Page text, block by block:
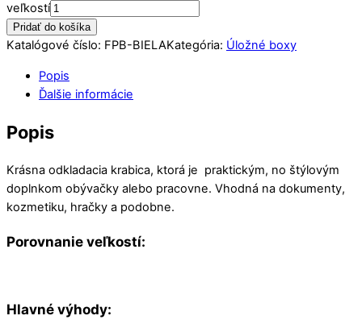
veľkostí
Pridať do košíka
Katalógové číslo: FPB-BIELAKategória: Úložné boxy
Popis
Ďalšie informácie
Popis
Krásna odkladacia krabica, ktorá je praktickým, no štýlovým
doplnkom obývačky alebo pracovne. Vhodná na dokumenty,
kozmetiku, hračky a podobne.
Porovnanie veľkostí:
Hlavné výhody: